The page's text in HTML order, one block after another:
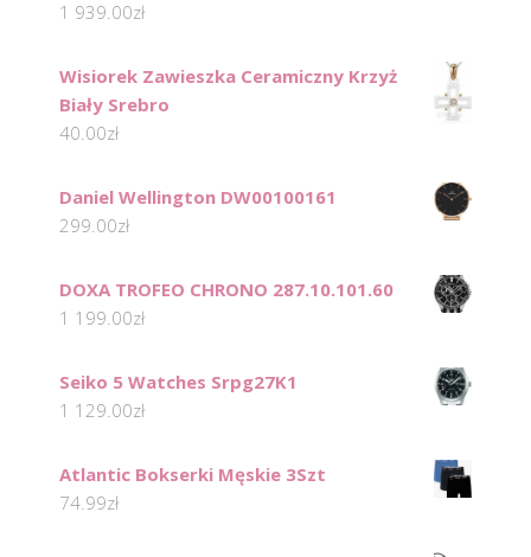
1 939.00zł
Wisiorek Zawieszka Ceramiczny Krzyż
Biały Srebro
40.00zł
Daniel Wellington DW00100161
299.00zł
DOXA TROFEO CHRONO 287.10.101.60
1 199.00zł
Seiko 5 Watches Srpg27K1
1 129.00zł
Atlantic Bokserki Męskie 3Szt
74.99zł